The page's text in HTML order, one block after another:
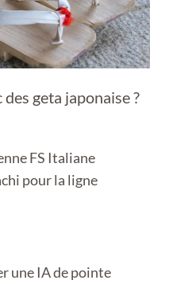
geta japonaise ?
FS Italiane
pour la ligne
une IA de pointe